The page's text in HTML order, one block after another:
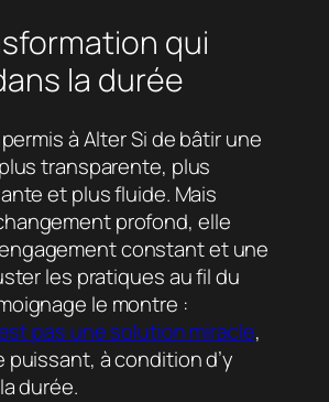
qui
la durée
permis à Alter Si de bâtir une
transparente, plus
et plus fluide. Mais
profond, elle
constant et une
les pratiques au fil du
le montre :
pas une solution miracle,
puissant, à condition d’y
durée.